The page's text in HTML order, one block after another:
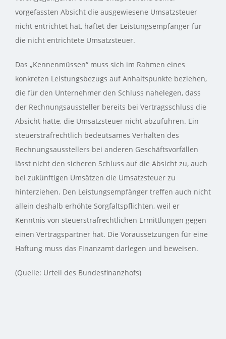
vorgefassten Absicht die ausgewiesene Umsatzsteuer
nicht entrichtet hat, haftet der Leistungsempfänger für
die nicht entrichtete Umsatzsteuer.
Das „Kennenmüssen“ muss sich im Rahmen eines
konkreten Leistungsbezugs auf Anhaltspunkte beziehen,
die für den Unternehmer den Schluss nahelegen, dass
der Rechnungsaussteller bereits bei Vertragsschluss die
Absicht hatte, die Umsatzsteuer nicht abzuführen. Ein
steuerstrafrechtlich bedeutsames Verhalten des
Rechnungsausstellers bei anderen Geschäftsvorfällen
lässt nicht den sicheren Schluss auf die Absicht zu, auch
bei zukünftigen Umsätzen die Umsatzsteuer zu
hinterziehen. Den Leistungsempfänger treffen auch nicht
allein deshalb erhöhte Sorgfaltspflichten, weil er
Kenntnis von steuerstrafrechtlichen Ermittlungen gegen
einen Vertragspartner hat. Die Voraussetzungen für eine
Haftung muss das Finanzamt darlegen und beweisen.
(Quelle: Urteil des Bundesfinanzhofs)